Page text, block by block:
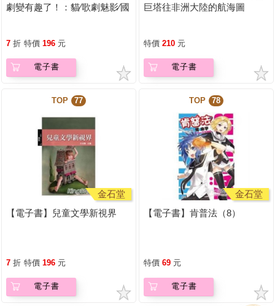
劇變有趣了！：貓∕歌劇魅影∕國
7 折 特價 196 元
電子書
巨塔往非洲大陸的航海圖
特價 210 元
電子書
TOP 77
金石堂
【電子書】兒童文學新視界
7 折 特價 196 元
電子書
TOP 78
金石堂
【電子書】肯普法（8）
特價 69 元
電子書